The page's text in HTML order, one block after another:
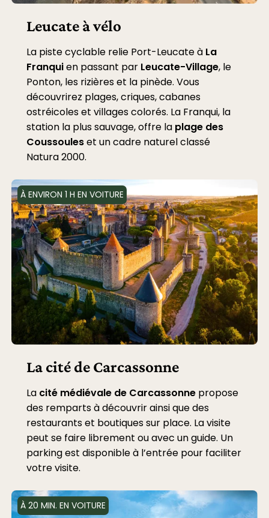
Leucate à vélo
La piste cyclable relie Port-Leucate à La
Franquien passant par Leucate-Village, le
Ponton, les rizières et la pinède. Vous
découvrirez plages, criques, cabanes
ostréicoles et villages colorés. La Franqui, la
station la plus sauvage, offre la plage des
Coussouleset un cadre naturel classé
Natura 2000.
À ENVIRON 1 H EN VOITURE
La cité de Carcassonne
La cité médiévale de Carcassonnepropose
des remparts à découvrir ainsi que des
restaurants et boutiques sur place. La visite
peut se faire librement ou avec un guide. Un
parking est disponible à l’entrée pour faciliter
votre visite.
À 20 MIN. EN VOITURE